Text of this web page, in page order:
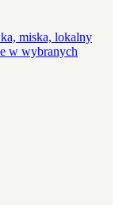
miska, lokalny
w wybranych